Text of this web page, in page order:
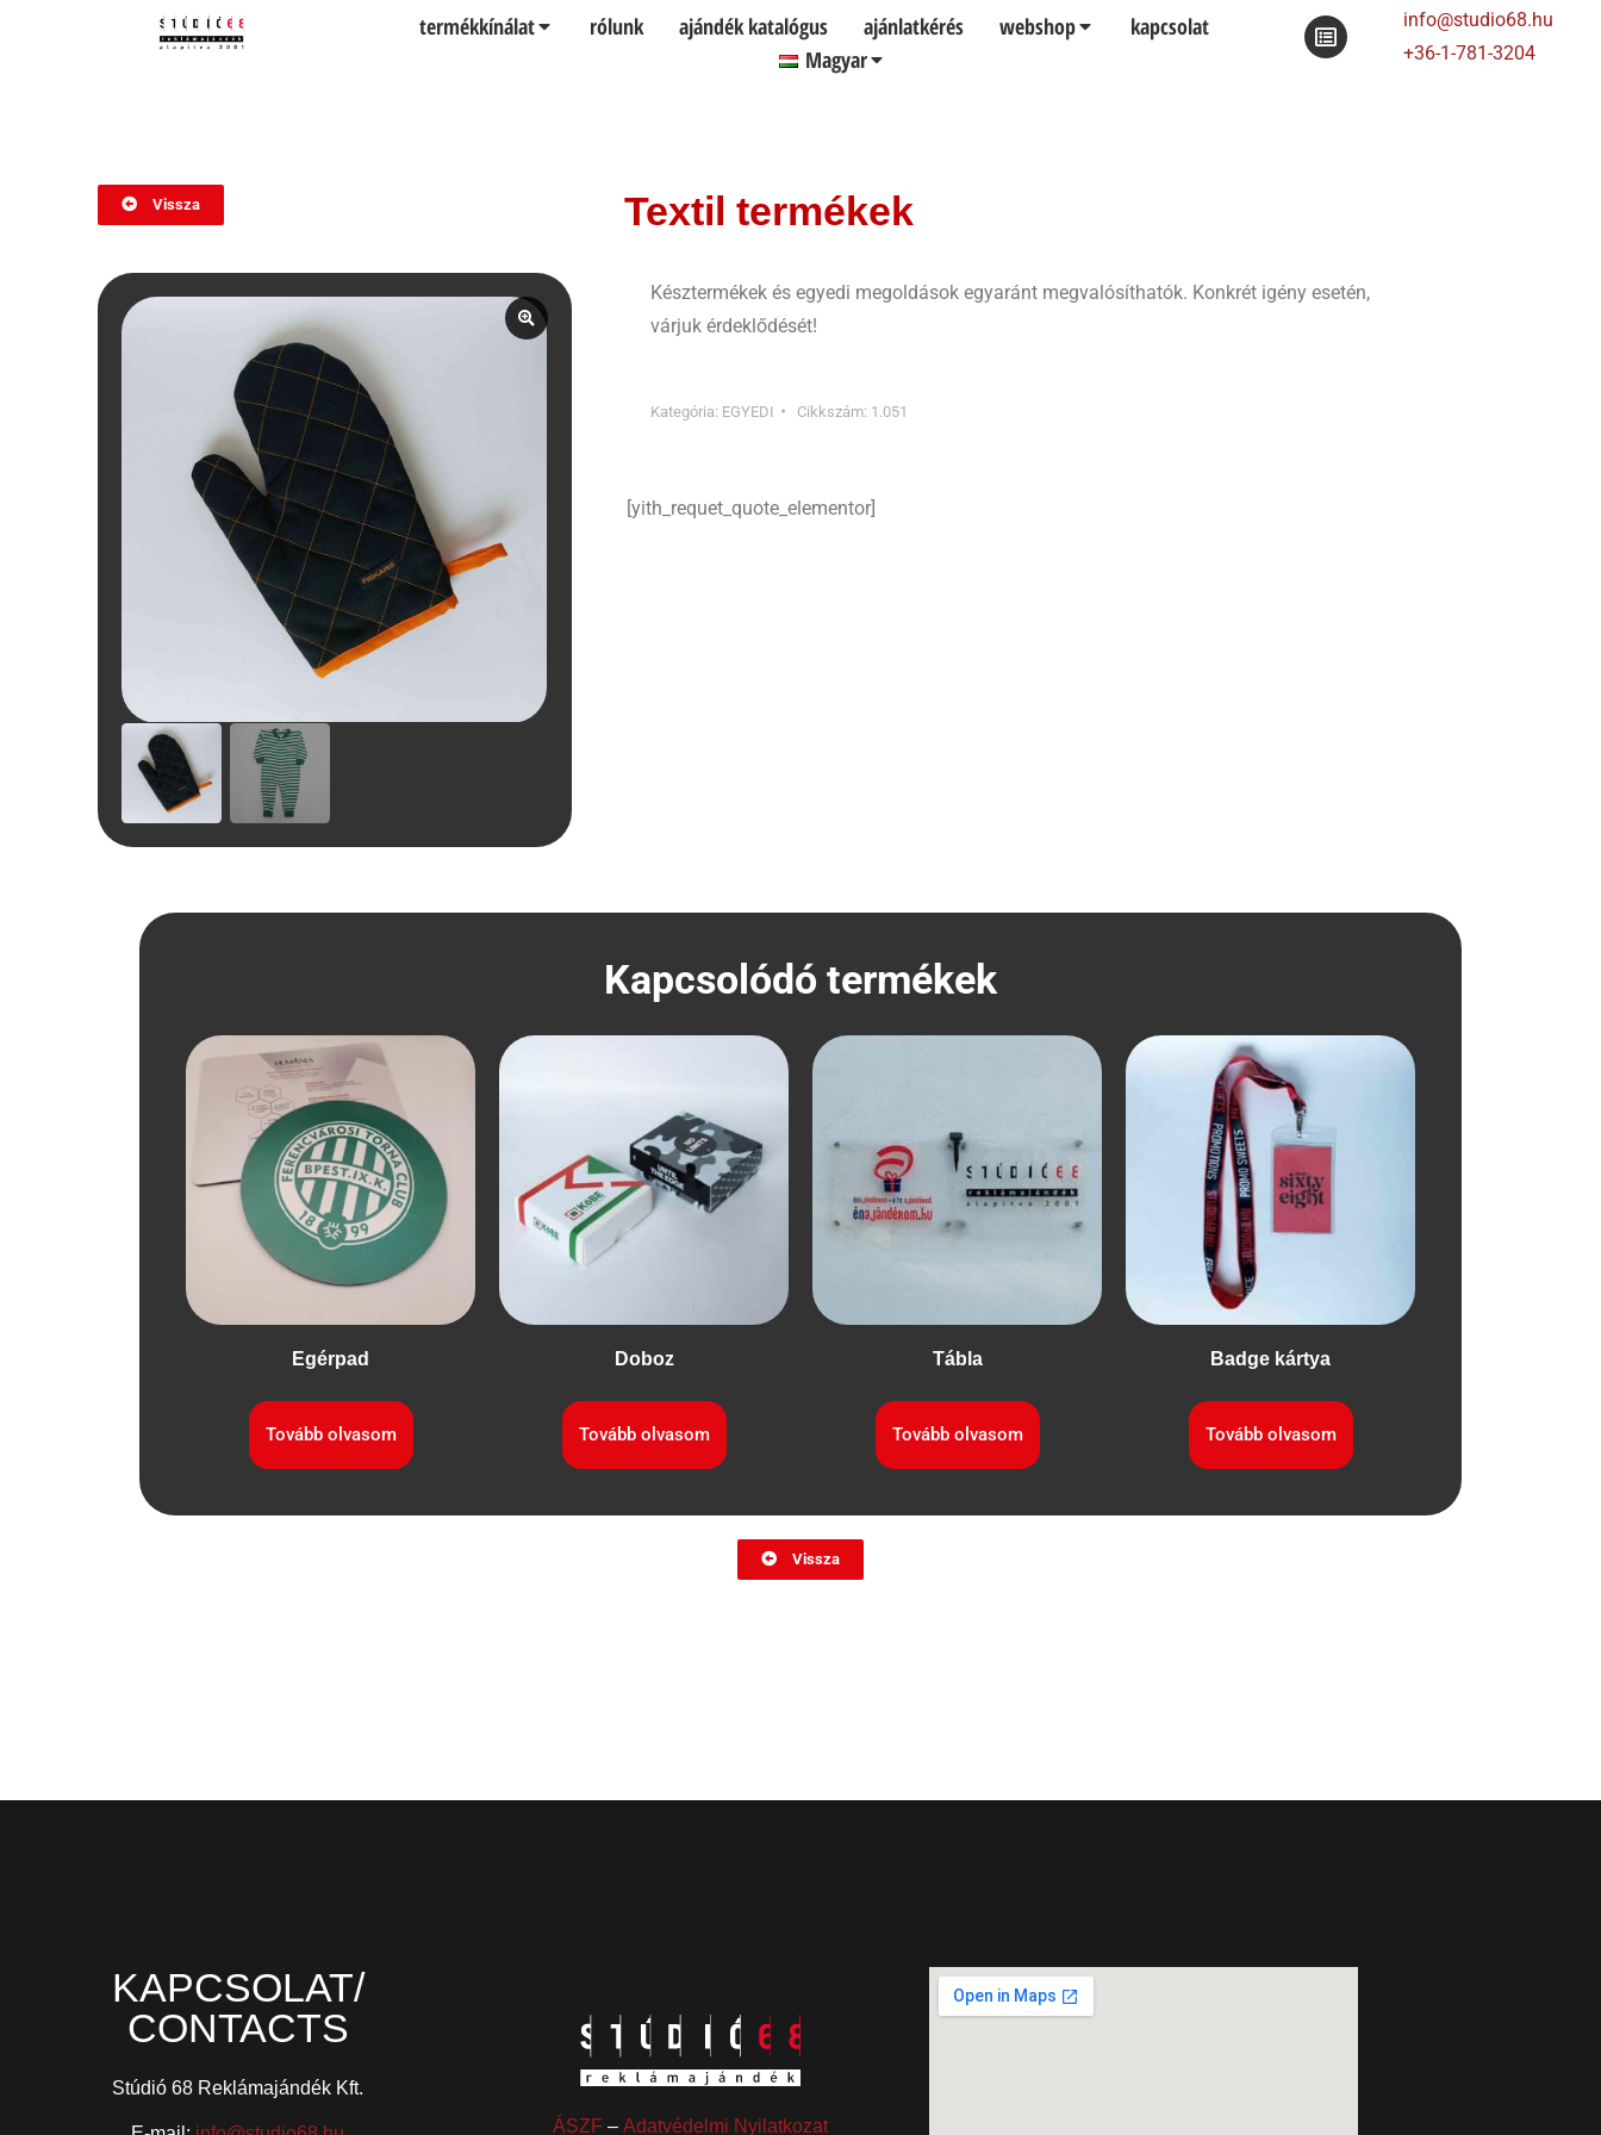
termékkínálat rólunk ajándék katalógus ajánlatkérés webshop
kapcsolat
Magyar
info@studio68.hu
+36-1-781-3204
Vissza Textil termékek
Késztermékek és egyedi megoldások egyaránt megvalósíthatók. Konkrét igény esetén,
várjuk érdeklődését!
Kategória: EGYEDI Cikkszám: 1.051
[yith_requet_quote_elementor]
Kapcsolódó termékek
Egérpad
Tovább olvasom
Doboz
Tovább olvasom
Tábla
Tovább olvasom
Badge kártya
Tovább olvasom
Vissza
KAPCSOLAT/
CONTACTS
Stúdió 68 Reklámajándék Kft.
ÁSZF –Adatvédelmi Nyilatkozat